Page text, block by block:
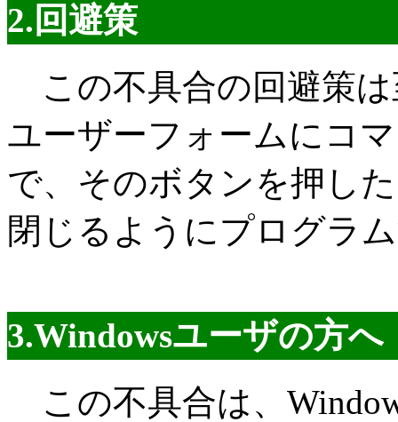
2.回避策
この不具合の回避策
ユーザーフォームにコ
で、そのボタンを押し
閉じるようにプログラ
3.Windowsユーザの方へ
この不具合は、